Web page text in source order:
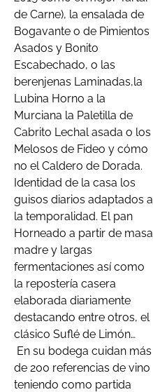
de Carne), la ensalada de
Bogavante o de Pimientos
Asados y Bonito
Escabechado, o las
berenjenas Laminadas,la
Lubina Horno a la
Murciana la Paletilla de
Cabrito Lechal asada o los
Melosos de Fideo y cómo
no el Caldero de Dorada.
Identidad de la casa los
guisos diarios adaptados a
la temporalidad. El pan
Horneado a partir de masa
madre y largas
fermentaciones así como
la repostería casera
elaborada diariamente
destacando entre otros, el
clásico Suflé de Limón…
En su bodega cuidan más
de 200 referencias de vino
teniendo como partida